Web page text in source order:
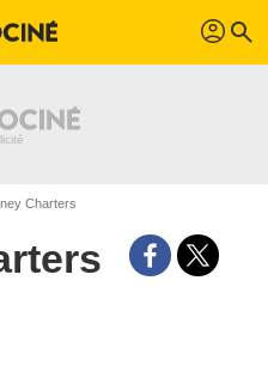
profil search
Charters